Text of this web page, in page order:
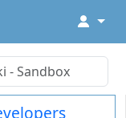
↓